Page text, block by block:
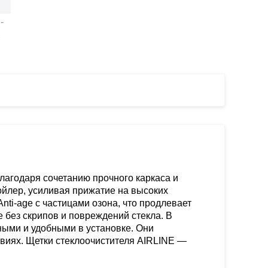
сочетанию прочного каркаса и
усиливая прижатие на высоких
age с частицами озона, что продлевает
без скрипов и повреждений стекла. В
и удобными в установке. Они
Щетки стеклоочистителя AIRLINE —